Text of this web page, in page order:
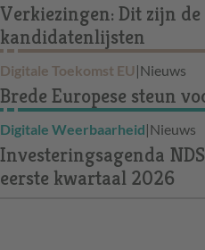
Verkiezingen: Dit zijn
kandidatenlijsten
Digitale Toekomst EU |Nieuws
Brede Europese steun
Digitale Weerbaarheid|Nieuws
Investeringsagenda
eerste kwartaal 2026